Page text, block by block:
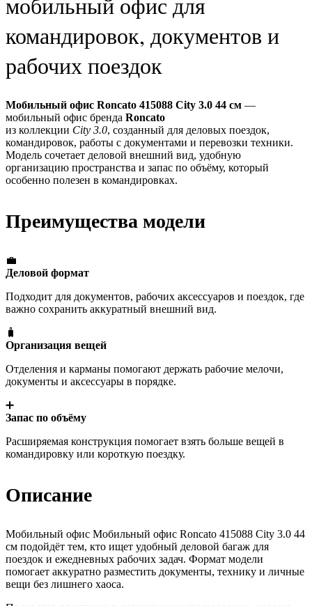
командировок, документов и
рабочих поездок
Мобильный офис Roncato 415088 City 3.0 44 см —
мобильный офис бренда Roncato
из коллекции City 3.0, созданный для деловых поездок,
командировок, работы с документами и перевозки техники.
Модель сочетает деловой внешний вид, удобную
организацию пространства и запас по объёму, который
особенно полезен в командировках.
Преимущества модели
💼
Деловой формат
Подходит для документов, рабочих аксессуаров и поездок, где
важно сохранить аккуратный внешний вид.
🧳
Организация вещей
Отделения и карманы помогают держать рабочие мелочи,
документы и аксессуары в порядке.
➕
Запас по объёму
Расширяемая конструкция помогает взять больше вещей в
командировку или короткую поездку.
Описание
Мобильный офис Мобильный офис Roncato 415088 City 3.0 44
см подойдёт тем, кто ищет удобный деловой багаж для
поездок и ежедневных рабочих задач. Формат модели
помогает аккуратно разместить документы, технику и личные
вещи без лишнего хаоса.